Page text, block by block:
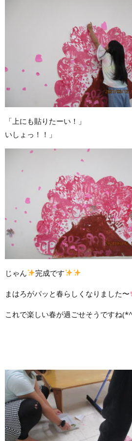
「上にも貼りたーい！」
いしょっ！！」
じゃん 完成です
まはろがパッと春らしくなりました〜
これで楽しい春が過ごせそうですね